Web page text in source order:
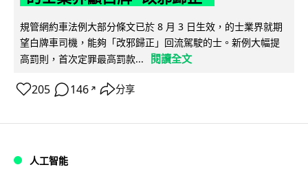
規管網約車法例大部分條文已於 8 月 3 日生效，的士業界就期
望白牌車司機，能夠「改邪歸正」回流駕駛的士。新例大幅提
高罰則，首次定罪最高罰款...
閱讀全文
205 146 ↗ 分享
人工智能